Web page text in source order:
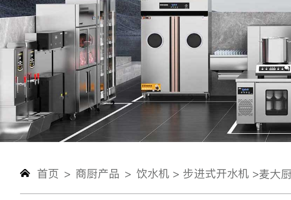
首页 > 商厨产品 > 饮水机 > 步进式开水机 >